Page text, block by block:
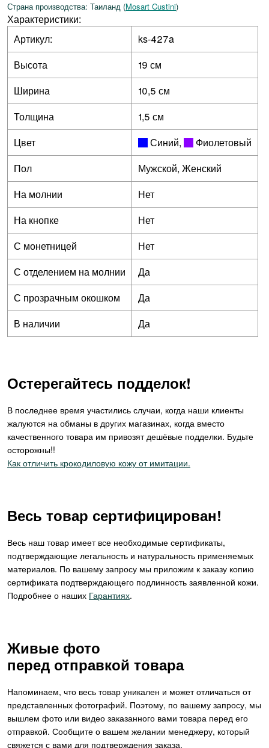
Страна производства: Таиланд (Mosart Custini)
Характеристики:
Артикул:
ks-427a
Высота
19 см
Ширина
10,5 см
Толщина
1,5 см
Цвет
Синий,
Фиолетовый
Пол
Мужской, Женский
На молнии
Нет
На кнопке
Нет
С монетницей
Нет
С отделением на молнии
Да
С прозрачным окошком
Да
В наличии
Да
Остерегайтесь подделок!
В последнее время участились случаи, когда наши клиенты
жалуются на обманы в других магазинах, когда вместо
качественного товара им привозят дешёвые подделки. Будьте
осторожны!!
Как отличить крокодиловую кожу от имитации.
Весь товар сертифицирован!
Весь наш товар имеет все необходимые сертификаты,
подтверждающие легальность и натуральность применяемых
материалов. По вашему запросу мы приложим к заказу копию
сертификата подтверждающего подлинность заявленной кожи.
Подробнее о наших Гарантиях.
Живые фото
перед отправкой товара
Напоминаем, что весь товар уникален и может отличаться от
представленных фотографий. Поэтому, по вашему запросу, мы
вышлем фото или видео заказанного вами товара перед его
отправкой. Сообщите о вашем желании менеджеру, который
свяжется с вами для подтверждения заказа.